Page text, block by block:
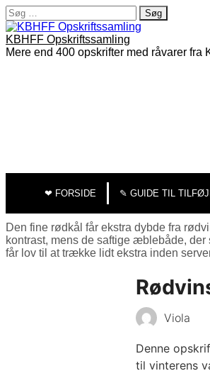
Søg
efter:
KBHFF Opskriftssamling
Mere end 400 opskrifter med råvarer
CONTENT
❤︎ FORSIDE ✎ GUIDE TIL
Den fine rødkål får ekstra dybde fra
kontrast, mens de saftige æblebåde,
får lov til at trække lidt ekstra inden
Viola
Denne
til vinterens